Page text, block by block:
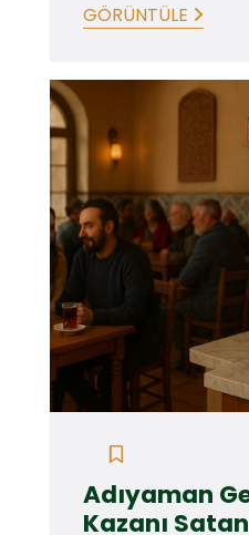
GÖRÜNTÜLE
Adıyaman
Kazanı